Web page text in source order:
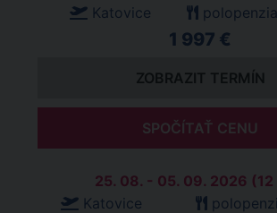
Katovice
polopenzia
1 997 €
ZOBRAZIT TERMÍN
SPOČÍTAŤ CENU
25. 08. - 05. 09. 2026 (12
Katovice